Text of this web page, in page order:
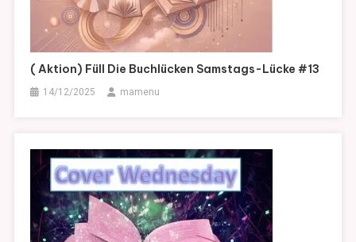
( Aktion) Füll Die Buchlücken Samstags-Lücke #13
14/12/2025 mamenu